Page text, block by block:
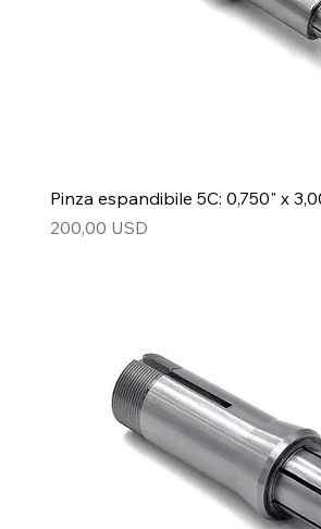
Pinza espandibile 5C: 0,750" x
Prezzo
200,00 USD